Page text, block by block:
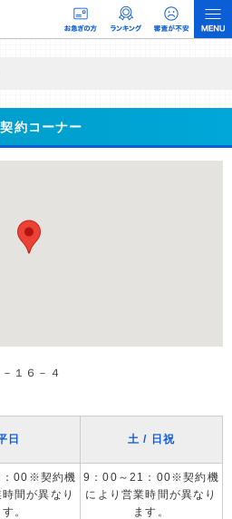
当編集部の調査／ユーザーへの口コミ収集な
供を行っています。
約コーナー
１６－４
日 土 / 日祝
00※契約機
間が異なり
す。
9：00～21：00※契約機
により営業時間が異なり
ます。